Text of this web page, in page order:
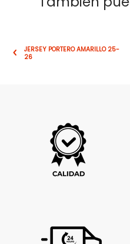
JERSEY PORTERO AMARILLO 25-
26